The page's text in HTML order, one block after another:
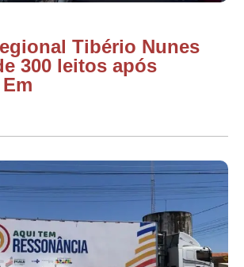
Tibério Nunes
300 leitos após